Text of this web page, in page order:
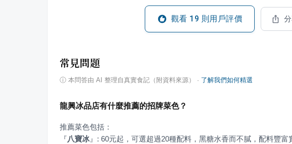
觀看 19 則用戶評價
常見問題
ⓘ 本問答由 AI 整理自真實食記（附資料來源） · 了解我們如何精選
龍興冰品店有什麼推薦的招牌菜色？
『八寶冰 』